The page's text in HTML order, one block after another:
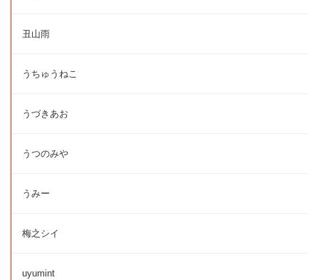
丑山雨
うちゅうねこ
うづきあお
うつのみや
うみー
梅之シイ
uyumint